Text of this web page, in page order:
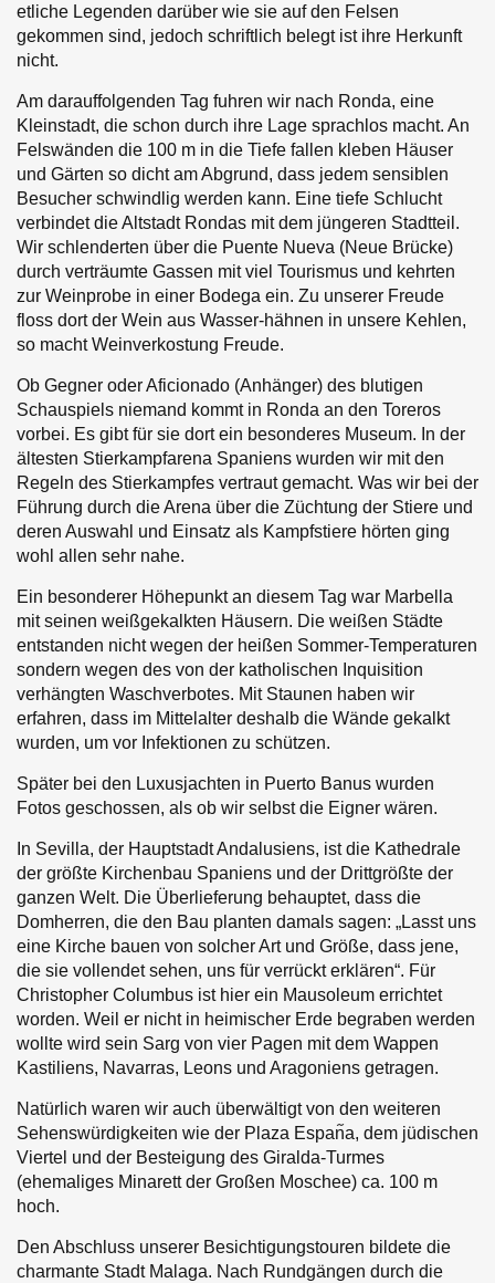
etliche Legenden darüber wie sie auf den Felsen
gekommen sind, jedoch schriftlich belegt ist ihre Herkunft
nicht.
Am darauffolgenden Tag fuhren wir nach Ronda, eine
Kleinstadt, die schon durch ihre Lage sprachlos macht. An
Felswänden die 100 m in die Tiefe fallen kleben Häuser
und Gärten so dicht am Abgrund, dass jedem sensiblen
Besucher schwindlig werden kann. Eine tiefe Schlucht
verbindet die Altstadt Rondas mit dem jüngeren Stadtteil.
Wir schlenderten über die Puente Nueva (Neue Brücke)
durch verträumte Gassen mit viel Tourismus und kehrten
zur Weinprobe in einer Bodega ein. Zu unserer Freude
floss dort der Wein aus Wasser-hähnen in unsere Kehlen,
so macht Weinverkostung Freude.
Ob Gegner oder Aficionado (Anhänger) des blutigen
Schauspiels niemand kommt in Ronda an den Toreros
vorbei. Es gibt für sie dort ein besonderes Museum. In der
ältesten Stierkampfarena Spaniens wurden wir mit den
Regeln des Stierkampfes vertraut gemacht. Was wir bei der
Führung durch die Arena über die Züchtung der Stiere und
deren Auswahl und Einsatz als Kampfstiere hörten ging
wohl allen sehr nahe.
Ein besonderer Höhepunkt an diesem Tag war Marbella
mit seinen weißgekalkten Häusern. Die weißen Städte
entstanden nicht wegen der heißen Sommer-Temperaturen
sondern wegen des von der katholischen Inquisition
verhängten Waschverbotes. Mit Staunen haben wir
erfahren, dass im Mittelalter deshalb die Wände gekalkt
wurden, um vor Infektionen zu schützen.
Später bei den Luxusjachten in Puerto Banus wurden
Fotos geschossen, als ob wir selbst die Eigner wären.
In Sevilla, der Hauptstadt Andalusiens, ist die Kathedrale
der größte Kirchenbau Spaniens und der Drittgrößte der
ganzen Welt. Die Überlieferung behauptet, dass die
Domherren, die den Bau planten damals sagen: „Lasst uns
eine Kirche bauen von solcher Art und Größe, dass jene,
die sie vollendet sehen, uns für verrückt erklären“. Für
Christopher Columbus ist hier ein Mausoleum errichtet
worden. Weil er nicht in heimischer Erde begraben werden
wollte wird sein Sarg von vier Pagen mit dem Wappen
Kastiliens, Navarras, Leons und Aragoniens getragen.
Natürlich waren wir auch überwältigt von den weiteren
Sehenswürdigkeiten wie der Plaza Espan᷉a, dem jüdischen
Viertel und der Besteigung des Giralda-Turmes
(ehemaliges Minarett der Großen Moschee) ca. 100 m
hoch.
Den Abschluss unserer Besichtigungstouren bildete die
charmante Stadt Malaga. Nach Rundgängen durch die